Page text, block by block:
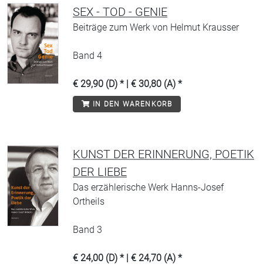
SEX - TOD - GENIE
Beiträge zum Werk von Helmut Krausser
Band 4
€ 29,90 (D) * | € 30,80 (A) *
IN DEN WARENKORB
KUNST DER ERINNERUNG, POETIK
DER LIEBE
Das erzählerische Werk Hanns-Josef
Ortheils
Band 3
€ 24,00 (D) * | € 24,70 (A) *